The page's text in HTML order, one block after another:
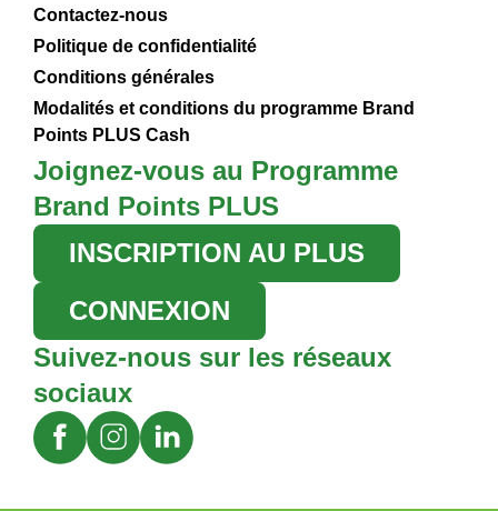
Contactez-nous
Politique de confidentialité
Conditions générales
Modalités et conditions du programme Brand
Points PLUS Cash
Joignez-vous au Programme
Brand Points PLUS
INSCRIPTION AU PLUS
CONNEXION
Suivez-nous sur les réseaux
sociaux